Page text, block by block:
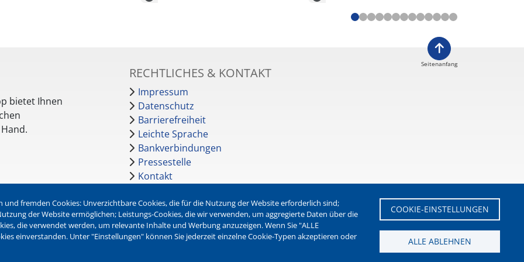
bietet Ihnen
RECHTLICHES & KONTAKT
Impressum
Datenschutz
Barrierefreiheit
Leichte Sprache
Bankverbindungen
Pressestelle
Kontakt
NEWSLETTER
Jetzt die verschiedenen Newsletter der Stadt Waltrop
abonnieren:
Seitenanfang
fremden Cookies: Unverzichtbare Cookies, die für die Nutzung der Website erforderlich sind;
der Website ermöglichen; Leistungs-Cookies, die wir verwenden, um aggregierte Daten über die
die verwendet werden, um relevante Inhalte und Werbung anzuzeigen. Wenn Sie "ALLE
einverstanden. Unter "Einstellungen" können Sie jederzeit einzelne Cookie-Typen akzeptieren oder
COOKIE-EINSTELLUNGEN
ALLE ABLEHNEN